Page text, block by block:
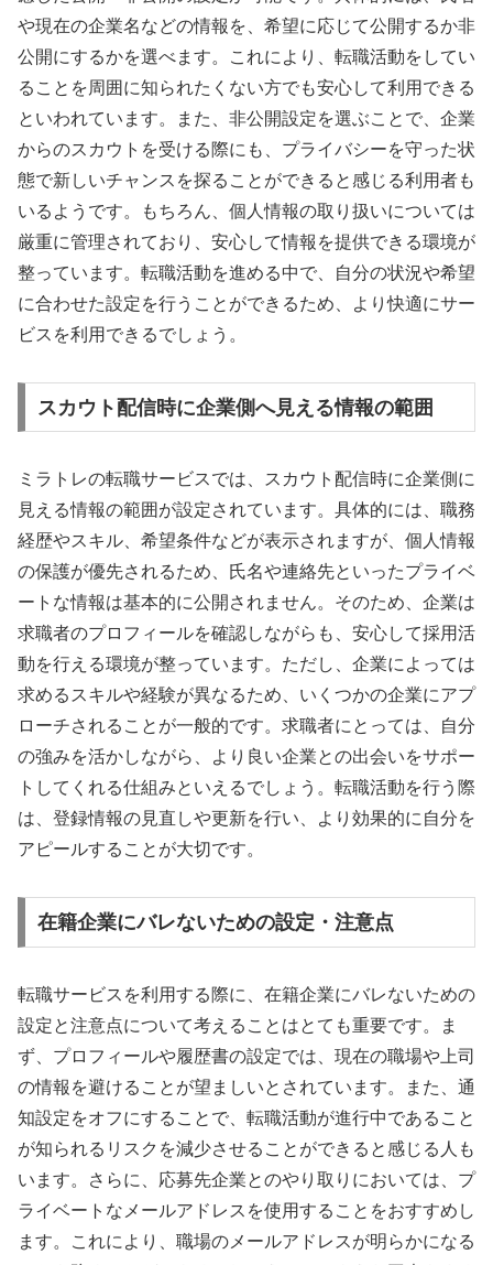
や現在の企業名などの情報を、希望に応じて公開するか非
公開にするかを選べます。これにより、転職活動をしてい
ることを周囲に知られたくない方でも安心して利用できる
といわれています。また、非公開設定を選ぶことで、企業
からのスカウトを受ける際にも、プライバシーを守った状
態で新しいチャンスを探ることができると感じる利用者も
いるようです。もちろん、個人情報の取り扱いについては
厳重に管理されており、安心して情報を提供できる環境が
整っています。転職活動を進める中で、自分の状況や希望
に合わせた設定を行うことができるため、より快適にサー
ビスを利用できるでしょう。
スカウト配信時に企業側へ見える情報の範囲
ミラトレの転職サービスでは、スカウト配信時に企業側に
見える情報の範囲が設定されています。具体的には、職務
経歴やスキル、希望条件などが表示されますが、個人情報
の保護が優先されるため、氏名や連絡先といったプライベ
ートな情報は基本的に公開されません。そのため、企業は
求職者のプロフィールを確認しながらも、安心して採用活
動を行える環境が整っています。ただし、企業によっては
求めるスキルや経験が異なるため、いくつかの企業にアプ
ローチされることが一般的です。求職者にとっては、自分
の強みを活かしながら、より良い企業との出会いをサポー
トしてくれる仕組みといえるでしょう。転職活動を行う際
は、登録情報の見直しや更新を行い、より効果的に自分を
アピールすることが大切です。
在籍企業にバレないための設定・注意点
転職サービスを利用する際に、在籍企業にバレないための
設定と注意点について考えることはとても重要です。ま
ず、プロフィールや履歴書の設定では、現在の職場や上司
の情報を避けることが望ましいとされています。また、通
知設定をオフにすることで、転職活動が進行中であること
が知られるリスクを減少させることができると感じる人も
います。さらに、応募先企業とのやり取りにおいては、プ
ライベートなメールアドレスを使用することをおすすめし
ます。これにより、職場のメールアドレスが明らかになる